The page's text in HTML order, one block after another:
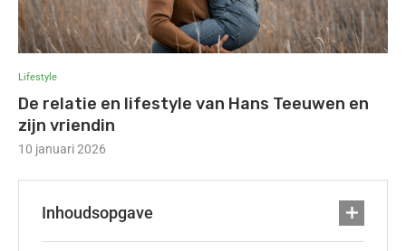
Lifestyle
De relatie en lifestyle van Hans Teeuwen en
zijn vriendin
10 januari 2026
Inhoudsopgave